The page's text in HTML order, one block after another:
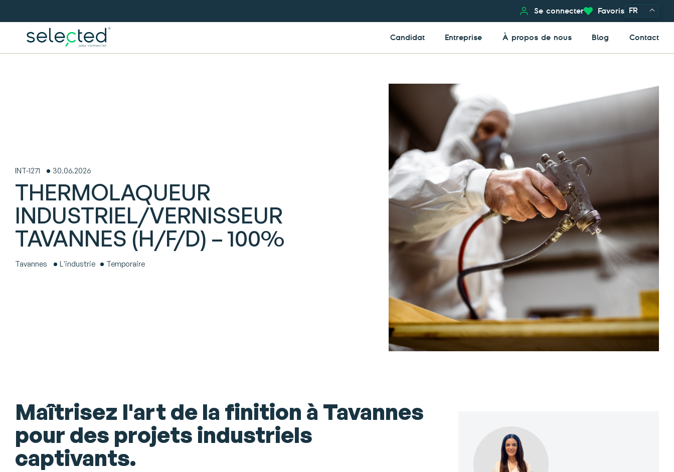
Se connecter Favoris FR
Candidat Entreprise À propos de nous Blog Contact
INT-1271 30.06.2026
THERMOLAQUEUR
INDUSTRIEL/VERNISSEUR
TAVANNES (H/F/D) – 100%
Tavannes L'industrie Temporaire
Maîtrisez l'art de la finition à Tavannes
pour des projets industriels
captivants.